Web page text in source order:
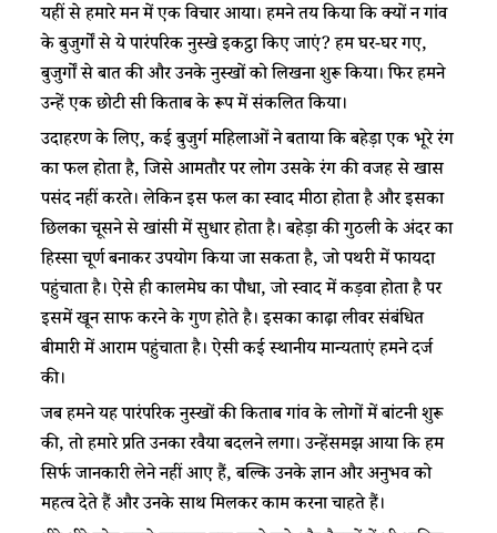
यहीं से हमारे मन में एक विचार आया। हमने तय किया कि क्यों न गांव
के बुजुर्गों से ये पारंपरिक नुस्खे इकट्ठा किए जाएं? हम घर-घर गए,
बुजुर्गों से बात की और उनके नुस्खों को लिखना शुरू किया। फिर हमने
उन्हें एक छोटी सी किताब के रूप में संकलित किया।
उदाहरण के लिए, कई बुजुर्ग महिलाओं ने बताया कि बहेड़ा एक भूरे रंग
का फल होता है, जिसे आमतौर पर लोग उसके रंग की वजह से खास
पसंद नहीं करते। लेकिन इस फल का स्वाद मीठा होता है और इसका
छिलका चूसने से खांसी में सुधार होता है। बहेड़ा की गुठली के अंदर का
हिस्सा चूर्ण बनाकर उपयोग किया जा सकता है, जो पथरी में फायदा
पहुंचाता है। ऐसे ही कालमेघ का पौधा, जो स्वाद में कड़वा होता है पर
इसमें खून साफ करने के गुण होते है। इसका काढ़ा लीवर संबंधित
बीमारी में आराम पहुंचाता है। ऐसी कई स्थानीय मान्यताएं हमने दर्ज
की।
जब हमने यह पारंपरिक नुस्खों की किताब गांव के लोगों में बांटनी शुरू
की, तो हमारे प्रति उनका रवैया बदलने लगा। उन्हेंसमझ आया कि हम
सिर्फ जानकारी लेने नहीं आए हैं, बल्कि उनके ज्ञान और अनुभव को
महत्व देते हैं और उनके साथ मिलकर काम करना चाहते हैं।